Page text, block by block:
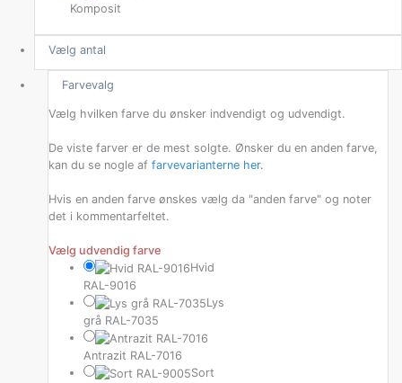
Komposit
Vælg antal
Farvevalg
Vælg hvilken farve du ønsker indvendigt og udvendigt.
De viste farver er de mest solgte. Ønsker du en anden farve,
kan du se nogle affarvevarianterne her.
Hvis en anden farve ønskes vælg da "anden farve" og noter
det i kommentarfeltet.
Vælg udvendig farve
Hvid
RAL-9016
Lys
grå RAL-7035
Antrazit RAL-7016
Sort